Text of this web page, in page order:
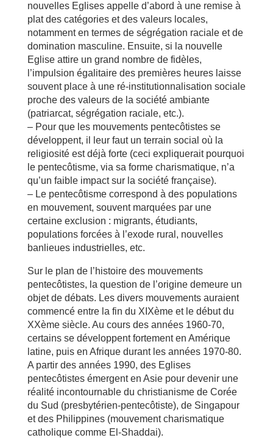
nouvelles Eglises appelle d’abord à une remise à
plat des catégories et des valeurs locales,
notamment en termes de ségrégation raciale et de
domination masculine. Ensuite, si la nouvelle
Eglise attire un grand nombre de fidèles,
l’impulsion égalitaire des premières heures laisse
souvent place à une ré-institutionnalisation sociale
proche des valeurs de la société ambiante
(patriarcat, ségrégation raciale, etc.).
– Pour que les mouvements pentecôtistes se
développent, il leur faut un terrain social où la
religiosité est déjà forte (ceci expliquerait pourquoi
le pentecôtisme, via sa forme charismatique, n’a
qu’un faible impact sur la société française).
– Le pentecôtisme correspond à des populations
en mouvement, souvent marquées par une
certaine exclusion : migrants, étudiants,
populations forcées à l’exode rural, nouvelles
banlieues industrielles, etc.
Sur le plan de l’histoire des mouvements
pentecôtistes, la question de l’origine demeure un
objet de débats. Les divers mouvements auraient
commencé entre la fin du XIXème et le début du
XXème siècle. Au cours des années 1960-70,
certains se développent fortement en Amérique
latine, puis en Afrique durant les années 1970-80.
A partir des années 1990, des Eglises
pentecôtistes émergent en Asie pour devenir une
réalité incontournable du christianisme de Corée
du Sud (presbytérien-pentecôtiste), de Singapour
et des Philippines (mouvement charismatique
catholique comme El-Shaddai).